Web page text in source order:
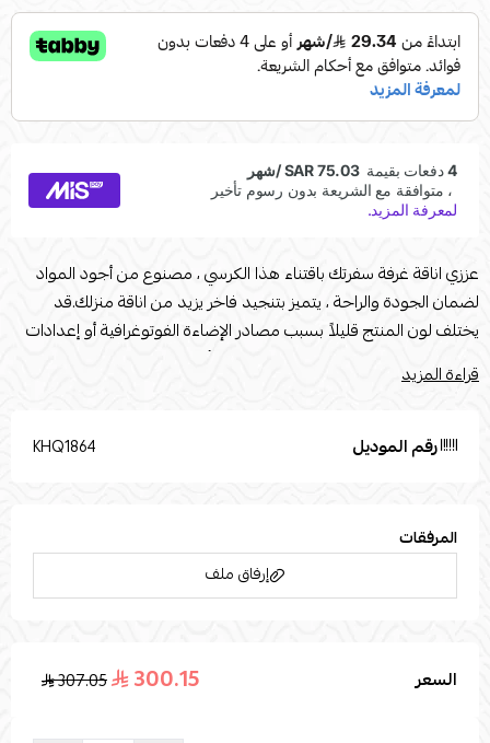
عززي اناقة غرفة سفرتك باقتناء هذا الكرسي ، مصنوع من أجود المواد
لضمان الجودة والراحة ، يتميز بتنجيد فاخر يزيد من اناقة منزلك.قد
يختلف لون المنتج قليلاً بسبب مصادر الإضاءة الفوتوغرافية أو إعدادات
شاشتك. تستخدم صور المنتج المرفقة في أغراض التوضيح فقط.القياسات
قراءة المزيد
رقم الموديل KHQ1864
المرفقات
إرفاق ملف
اسحب و افلت الملف هنا
السعر 300.15
307.05